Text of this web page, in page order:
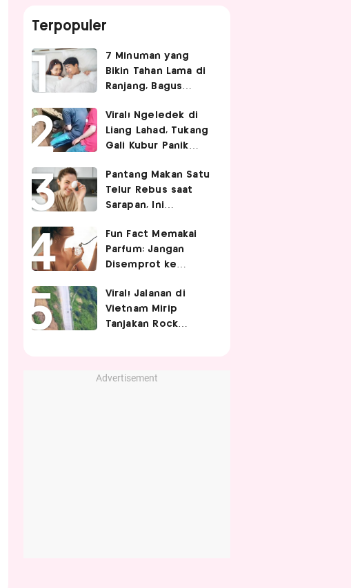
Terpopuler
7 Minuman yang
Bikin Tahan Lama di
Ranjang, Bagus
Hubungan Intim
Viral! Ngeledek di
Liang Lahad, Tukang
Gali Kubur Panik
Pantang Makan Satu
Telur Rebus saat
Sarapan, Ini
Ahli Gizi!
Fun Fact Memakai
Parfum: Jangan
Disemprot ke
Golden Time
Memakainya!
Viral! Jalanan di
Vietnam Mirip
Tanjakan Rock
Advertisement